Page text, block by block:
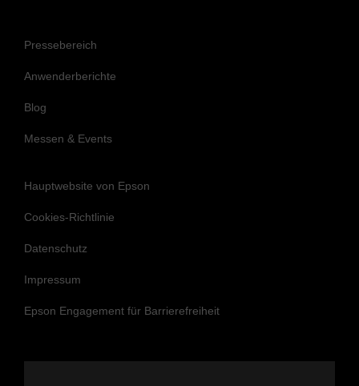
Pressebereich
Anwenderberichte
Blog
Messen & Events
Hauptwebsite von Epson
Cookies-Richtlinie
Datenschutz
Impressum
Epson Engagement für Barrierefreiheit